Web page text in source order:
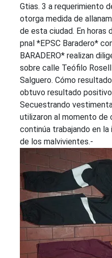
Gtias. 3 a requerimiento
otorga medida de
de esta ciudad. En horas
pnal *EPSC Baradero*
BARADERO* realizan
sobre calle Teófilo
Salguero. Cómo
obtuvo resultado
Secuestrando
utilizaron al momento
continúa trabajando en
de los malvivientes.-